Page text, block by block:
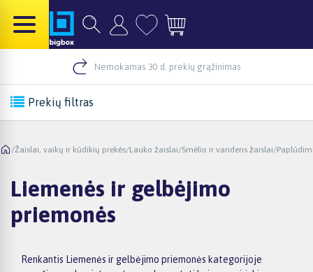
Nemokamas 30 d. prekių grąžinimas
Prekių filtras
/Žaislai, vaikų ir kūdikių prekės/Lauko žaislai/Smėlio ir vandens žaislai/
Liemenės ir gelbėjimo
priemonės
Renkantis Liemenės ir gelbėjimo priemonės kategorijoje